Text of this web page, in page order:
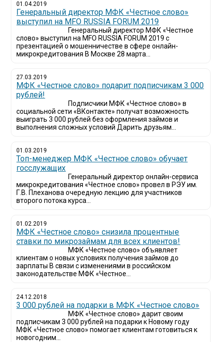
01.04.2019
Генеральный директор МФК «Честное слово»
выступил на MFO RUSSIA FORUM 2019
Генеральный директор МФК «Честное
слово» выступил на MFO RUSSIA FORUM 2019 с
презентацией о мошенничестве в сфере онлайн-
микрокредитования В Москве 28 марта...
27.03.2019
МФК «Честное слово» подарит подписчикам 3 000
рублей!
Подписчики МФК «Честное слово» в
социальной сети «ВКонтакте» получат возможность
выиграть 3 000 рублей без оформления займов и
выполнения сложных условий Дарить друзьям...
01.03.2019
Топ-менеджер МФК «Честное слово» обучает
госслужащих
Генеральный директор онлайн-сервиса
микрокредитования «Честное слово» провел в РЭУ им.
Г.В. Плеханова очередную лекцию для участников
второго потока курса...
01.02.2019
МФК «Честное слово» снизила процентные
ставки по микрозаймам для всех клиентов!
МФК «Честное слово» объявляет
клиентам о новых условиях получения займов до
зарплаты В связи с изменениями в российском
законодательстве МФК «Честное...
24.12.2018
3 000 рублей на подарки в МФК «Честное слово»
МФК «Честное слово» дарит своим
подписчикам 3 000 рублей на подарки к Новому году
МФК «Честное слово» помогает клиентам готовиться к
новогодним...